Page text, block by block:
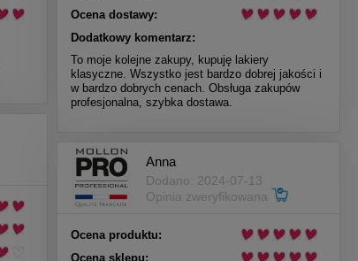
Ocena dostawy:
Dodatkowy komentarz:
To moje kolejne zakupy, kupuję lakiery
klasyczne. Wszystko jest bardzo dobrej jakości i
w bardzo dobrych cenach. Obsługa zakupów
profesjonalna, szybka dostawa.
Anna
Dodano: 2024-07-13
Opinia zweryfikowana
Ocena produktu:
Ocena sklepu: